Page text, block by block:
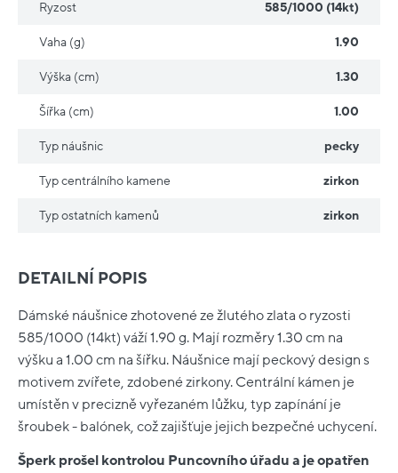
DETAILNÍ POPIS
Dámské náušnice zhotovené ze žlutého zlata o ryzosti
585/1000 (14kt) váží 1.90 g. Mají rozměry 1.30 cm na
výšku a 1.00 cm na šířku. Náušnice mají peckový design s
motivem zvířete, zdobené zirkony. Centrální kámen je
umístěn v precizně vyřezaném lůžku, typ zapínání je
šroubek - balónek, což zajišťuje jejich bezpečné uchycení.
Šperk prošel kontrolou Puncovního úřadu a je opatřen
Ryzost 585/1000 (14kt)
Vaha (g) 1.90
Výška (cm) 1.30
Šířka (cm) 1.00
Typ náušnic pecky
Typ centrálního kamene zirkon
Typ ostatních kamenů zirkon